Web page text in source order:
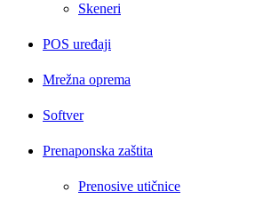
Skeneri
POS uređaji
Mrežna oprema
Softver
Prenaponska zaštita
Prenosive utičnice